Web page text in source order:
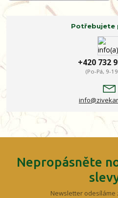
Potřebujete
+420 732
(Po-Pá, 9-
Nepropásněte
Newsletter odesíláme